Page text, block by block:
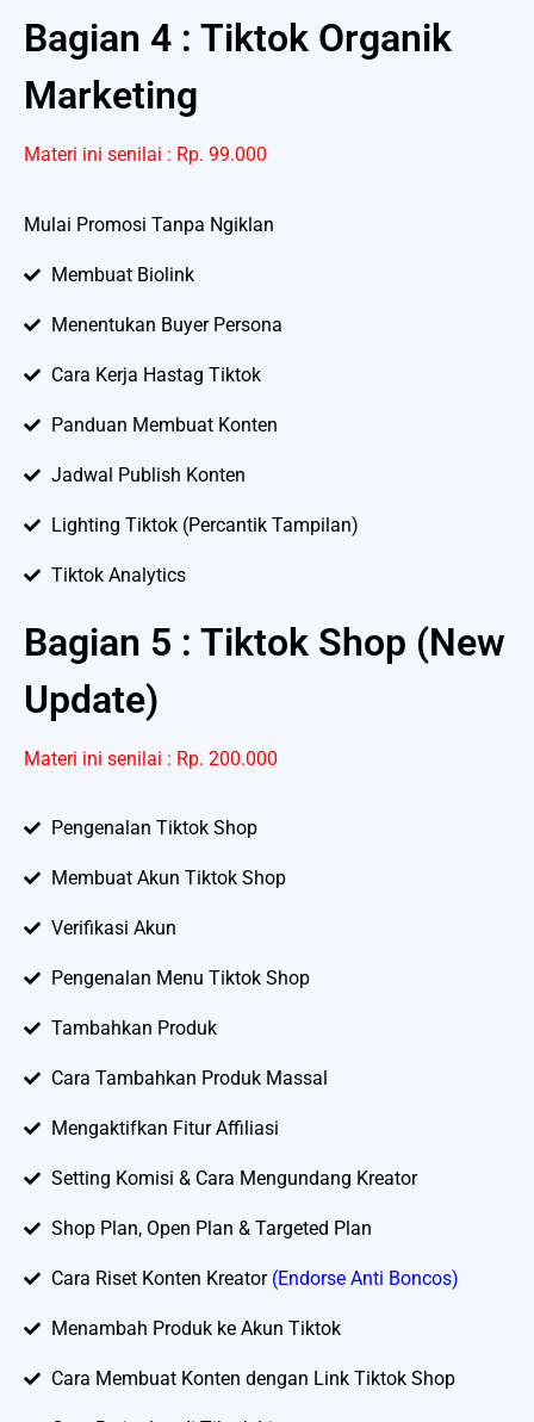
Bagian 4 : Tiktok Organik
Marketing
Materi ini senilai : Rp. 99.000
Mulai Promosi Tanpa Ngiklan
Membuat Biolink
Menentukan Buyer Persona
Cara Kerja Hastag Tiktok
Panduan Membuat Konten
Jadwal Publish Konten
Lighting Tiktok (Percantik Tampilan)
Tiktok Analytics
Bagian 5 : Tiktok Shop (New
Update)
Materi ini senilai : Rp. 200.000
Pengenalan Tiktok Shop
Membuat Akun Tiktok Shop
Verifikasi Akun
Pengenalan Menu Tiktok Shop
Tambahkan Produk
Cara Tambahkan Produk Massal
Mengaktifkan Fitur Affiliasi
Setting Komisi & Cara Mengundang Kreator
Shop Plan, Open Plan & Targeted Plan
Cara Riset Konten Kreator (Endorse Anti Boncos)
Menambah Produk ke Akun Tiktok
Cara Membuat Konten dengan Link Tiktok Shop